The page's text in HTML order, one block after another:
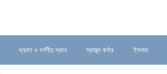
ভ্রমণ ও দর্শনীয় স্থান স্বাস্থ্য কর্নার ইসলাম